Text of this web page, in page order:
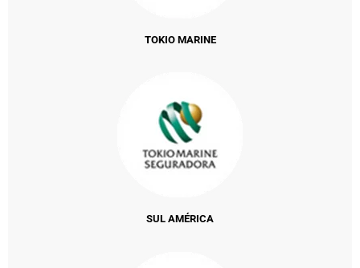
TOKIO MARINE
SUL AMÉRICA